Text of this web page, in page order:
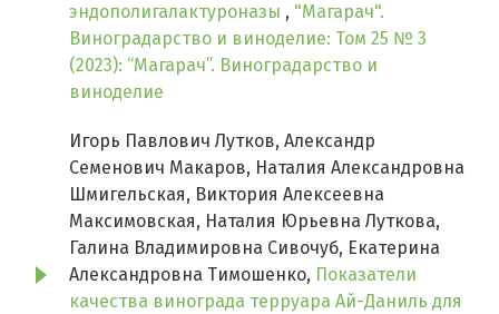
эндополигалактуроназы , "Магарач".
Виноградарство и виноделие: Том 25 № 3
(2023): “Магарач”. Виноградарство и
виноделие
Игорь Павлович Лутков, Александр
Семенович Макаров, Наталия Александровна
Шмигельская, Виктория Алексеевна
Максимовская, Наталия Юрьевна Луткова,
Галина Владимировна Сивочуб, Екатерина
Александровна Тимошенко, Показатели
качества винограда терруара Ай-Даниль для